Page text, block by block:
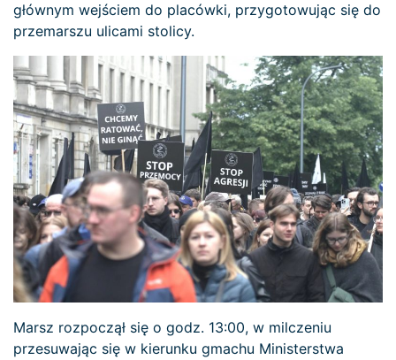
głównym wejściem do placówki, przygotowując się do
przemarszu ulicami stolicy.
Marsz rozpoczął się o godz. 13:00, w milczeniu
przesuwając się w kierunku gmachu Ministerstwa